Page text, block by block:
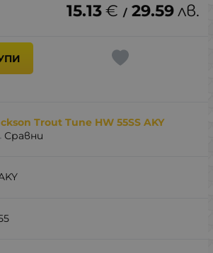
15.13€ / 29.59лв.
Trout Tune HW 55SS AKY
Сравни